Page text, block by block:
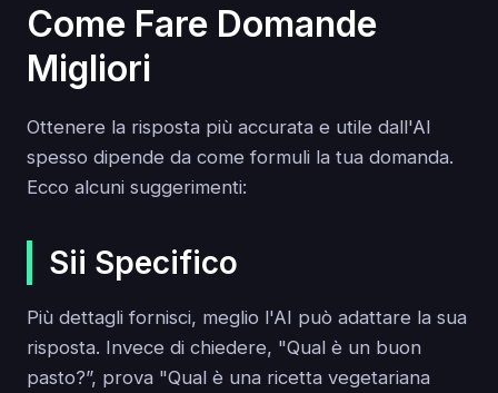
Come Fare Domande
Migliori
Ottenere la risposta più accurata e utile dall'AI
spesso dipende da come formuli la tua domanda.
Ecco alcuni suggerimenti:
Sii Specifico
Più dettagli fornisci, meglio l'AI può adattare la sua
risposta. Invece di chiedere, "Qual è un buon
pasto?”, prova "Qual è una ricetta vegetariana